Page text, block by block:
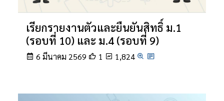
เรียกรายงานตัวและยืนยันสิทธิ์ ม.1
(รอบที่ 10) และ ม.4 (รอบที่ 9)
6 มีนาคม 2569 1 1,824